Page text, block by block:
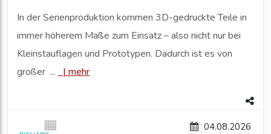
In der Serienproduktion kommen 3D-gedruckte Teile in
immer höherem Maße zum Einsatz – also nicht nur bei
Kleinstauflagen und Prototypen. Dadurch ist es von
großer ...
| mehr
04.08.2026